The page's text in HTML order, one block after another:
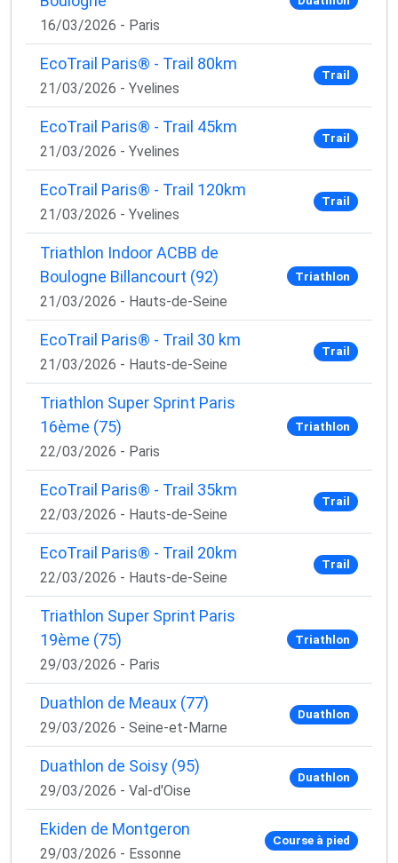
16/03/2026 - Paris
EcoTrail Paris® - Trail 80km
21/03/2026 - Yvelines
Trail
EcoTrail Paris® - Trail 45km
21/03/2026 - Yvelines
Trail
EcoTrail Paris® - Trail 120km
21/03/2026 - Yvelines
Trail
Triathlon Indoor ACBB de
Boulogne Billancourt (92)
21/03/2026 - Hauts-de-Seine
Triathlon
EcoTrail Paris® - Trail 30 km
21/03/2026 - Hauts-de-Seine
Trail
Triathlon Super Sprint Paris
16ème (75)
22/03/2026 - Paris
Triathlon
EcoTrail Paris® - Trail 35km
22/03/2026 - Hauts-de-Seine
Trail
EcoTrail Paris® - Trail 20km
22/03/2026 - Hauts-de-Seine
Trail
Triathlon Super Sprint Paris
19ème (75)
29/03/2026 - Paris
Triathlon
Duathlon de Meaux (77)
29/03/2026 - Seine-et-Marne
Duathlon
Duathlon de Soisy (95)
29/03/2026 - Val-d'Oise
Duathlon
Ekiden de Montgeron
29/03/2026 - Essonne
Course à pied